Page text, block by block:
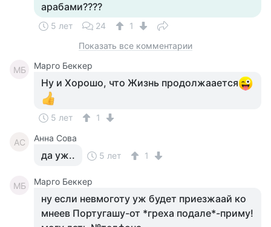
арабами????
5 лет 24
1
Показать все комментарии
МБ Марго Беккер
Ну и Хорошо, что Жизнь продолжаается
5 лет 1
АС Анна Сова
да уж.. 5 лет 1
МБ Марго Беккер
ну если невмоготу уж будет приезжаай ко
мнеев Португашу-от *греха подале*-приму!